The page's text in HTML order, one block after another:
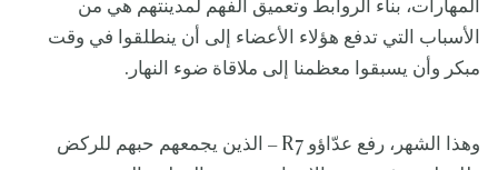
المهارات، بناء الروابط وتعميق الفهم لمدينتهم هي من
الأسباب التي تدفع هؤلاء الأعضاء إلى أن ينطلقوا في وقت
مبكر وأن يسبقوا معظمنا إلى ملاقاة ضوء النهار.
وهذا الشهر، رفع عدّاؤو R7 – الذين يجمعهم حبهم للركض